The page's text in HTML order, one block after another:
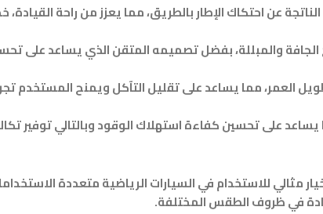
عن احتكاك الإطار بالطريق، مما يعزز من راحة
الجافة والمبللة، بفضل تصميمه المتقن الذي يساعد على
العمر، مما يساعد على تقليل التآكل ويمنح المستخدم
يساعد على تحسين كفاءة استهلاك الوقود وبالتالي توفير
في ظروف الطقس المختلفة.